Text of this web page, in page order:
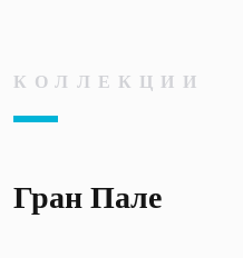
КОЛЛЕКЦИИ
Гран Пале